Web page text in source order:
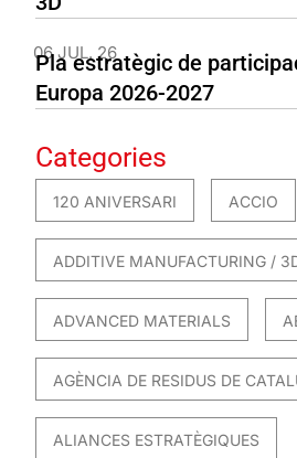
06 JUL. 26
Pla estratègic de
Europa 2026-2027
Categories
120 ANIVERSARI ACCIO
ADDITIVE MANUFACTURING /
ADVANCED MATERIALS
AGÈNCIA DE RESIDUS DE
ALIANCES ESTRATÈGIQUES